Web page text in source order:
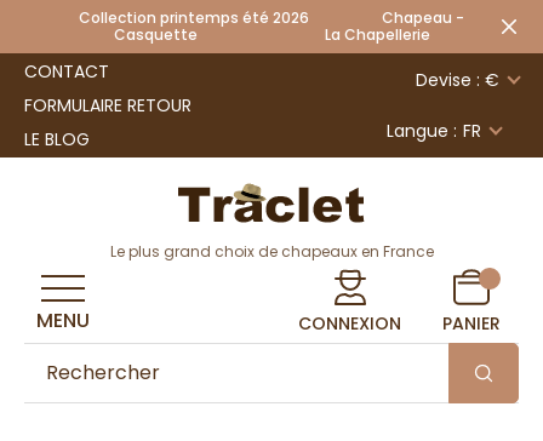
Collection printemps été 2026 Chapeau -
Casquette La Chapellerie
CONTACT
FORMULAIRE RETOUR
LE BLOG
Devise : €
Langue : FR
Le plus grand choix de chapeaux en France
CONNEXION PANIER
MENU